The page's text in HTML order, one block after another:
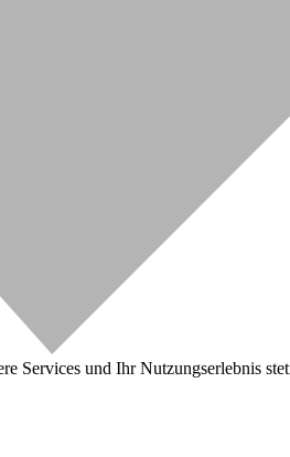
Services und Ihr Nutzungserlebnis